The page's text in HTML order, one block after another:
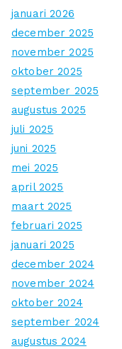
januari 2026
december 2025
november 2025
oktober 2025
september 2025
augustus 2025
juli 2025
juni 2025
mei 2025
april 2025
maart 2025
februari 2025
januari 2025
december 2024
november 2024
oktober 2024
september 2024
augustus 2024